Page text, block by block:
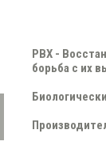
PBX -
борьба с их